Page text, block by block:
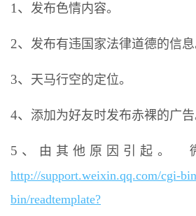
1、 发布色情内容。
2、 发布有违国家法律道德的信息
3、 天马行空的定位。
4、 添加为好友时发布赤裸的广告
5、 由其他原因引起。
http://support.weixin.qq.com/cgi-
bin/readtemplate?